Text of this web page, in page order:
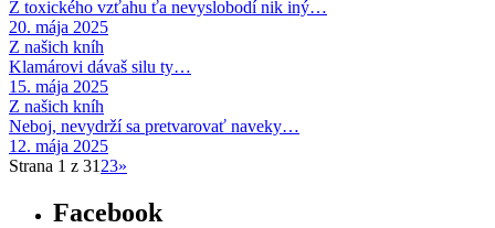
Z toxického vzťahu ťa nevyslobodí nik iný…
20. mája 2025
Z našich kníh
Klamárovi dávaš silu ty…
15. mája 2025
Z našich kníh
Neboj, nevydrží sa pretvarovať naveky…
12. mája 2025
Strana 1 z 31 23»
Facebook